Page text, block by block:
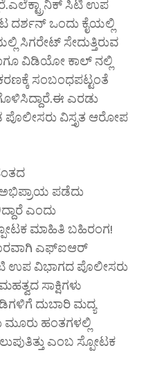
ಸಿಟಿ ಉಪ
ದರ್ಶನ್ ಒಂದು ಕೈಯಲ್ಲಿ
ಸಿಗರೇಟ್ ಸೇದುತ್ತಿರುವ
ವಿಡಿಯೋ ಕಾಲ್ ನಲ್ಲಿ
ಸಂಬಂಧಪಟ್ಟಂತೆ
ಎರಡು
ವಿಸ್ತೃತ ಆರೋಪ
ಅಭಿಪ್ರಾಯ ಪಡೆದು
ಎಂದು
ಮಾಹಿತಿ ಬಹಿರಂಗ!
ಎಫ್ಐಆರ್
ಉಪ ವಿಭಾಗದ ಪೊಲೀಸರು
ಸಾಕ್ಷಿಗಳು
ದುಬಾರಿ ಮದ್ಯ
ಮೂರು ಹಂತಗಳಲ್ಲಿ
ಎಂಬ ಸ್ಪೋಟಕ